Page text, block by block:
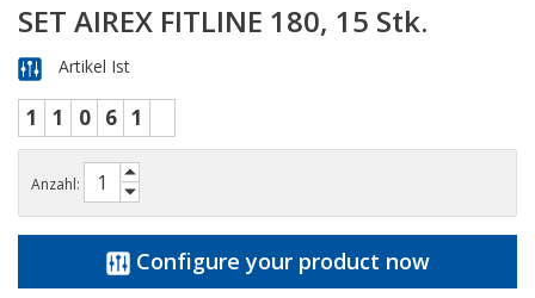
SET AIREX FITLINE 180, 15 Stk.
Artikel Ist
1 1 0 6 1
Anzahl:
Configure your product now